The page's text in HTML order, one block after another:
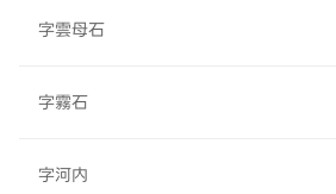
字雲母石
字霧石
字河内